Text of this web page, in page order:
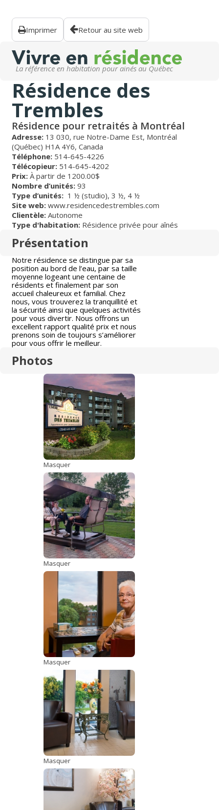
Imprimer Retour au site web
La référence en habitation pour ainés au Québec
Résidence des
Trembles
Résidence pour retraités à Montréal
Adresse: 13 030, rue Notre-Dame Est, Montréal
(Québec) H1A 4Y6, Canada
Téléphone: 514-645-4226
Télécopieur: 514-645-4202
Prix: À partir de 1200.00$
Nombre d’unités: 93
Type d’unités: 1 ½ (studio), 3 ½, 4 ½
Site web: www.residencedestrembles.com
Clientèle: Autonome
Type d'habitation: Résidence privée pour aînés
Présentation
Notre résidence se distingue par sa
position au bord de l’eau, par sa taille
moyenne logeant une centaine de
résidents et finalement par son
accueil chaleureux et familial. Chez
nous, vous trouverez la tranquillité et
la sécurité ainsi que quelques activités
pour vous divertir. Nous offrons un
excellent rapport qualité prix et nous
prenons soin de toujours s’améliorer
pour vous offrir le meilleur.
Photos
Masquer
Masquer
Masquer
Masquer